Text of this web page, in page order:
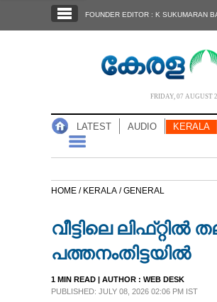
NOTIFIED NEWS
CASE DIARY
FOUNDER EDITOR : K SUKUMARAN
FRIDAY, 07 AUGUST
LATEST AUDIO KERALA
HOME / KERALA /GENERAL
വീട്ടിലെ
പത്തനംതിട്ടയിൽ
1 MIN READ | AUTHOR : WEB DESK
PUBLISHED: JULY 08, 2026 02:06 PM IST